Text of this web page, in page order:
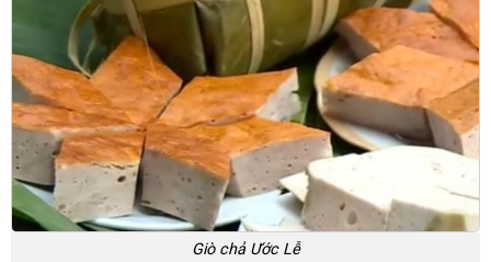
Giò chả Ước Lễ